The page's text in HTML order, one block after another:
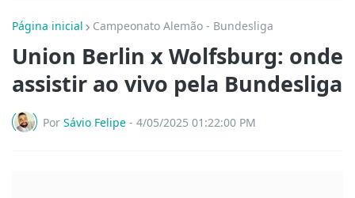
Página inicial Campeonato Alemão - Bundesliga
Union Berlin x Wolfsburg: onde
assistir ao vivo pela Bundesliga
Por Sávio Felipe - 4/05/2025 01:22:00 PM